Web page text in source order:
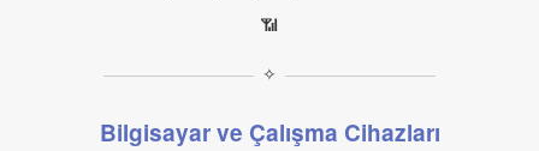
📶
✧
Bilgisayar ve Çalışma Cihazları